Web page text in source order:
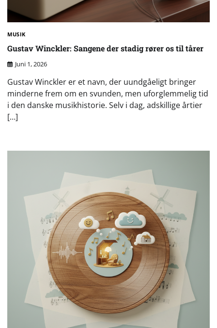
MUSIK
Gustav Winckler: Sangene der stadig rører os til tårer
Juni 1, 2026
Gustav Winckler er et navn, der uundgåeligt bringer
minderne frem om en svunden, men uforglemmelig tid
i den danske musikhistorie. Selv i dag, adskillige årtier
[…]